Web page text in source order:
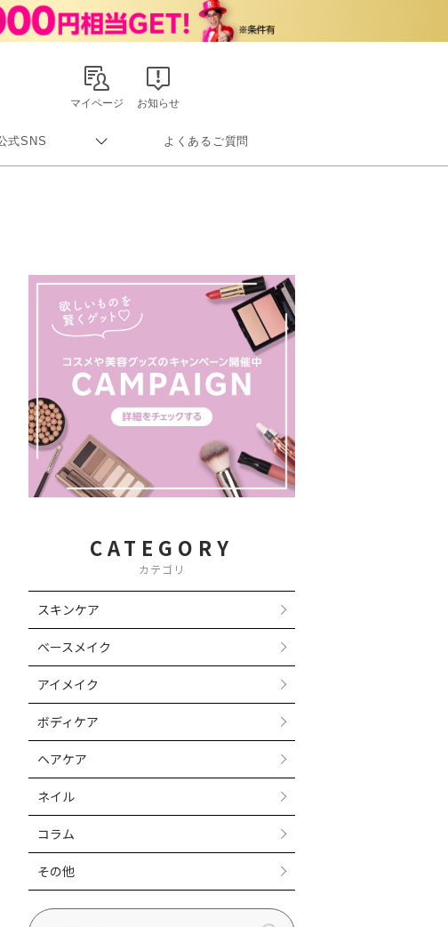
お知らせ
マイページ
式SNS
Link
よくあるご質問
CATEGORY
カテゴリ
スキンケア
ベースメイク
アイメイク
ボディケア
ヘアケア
ネイル
コラム
その他